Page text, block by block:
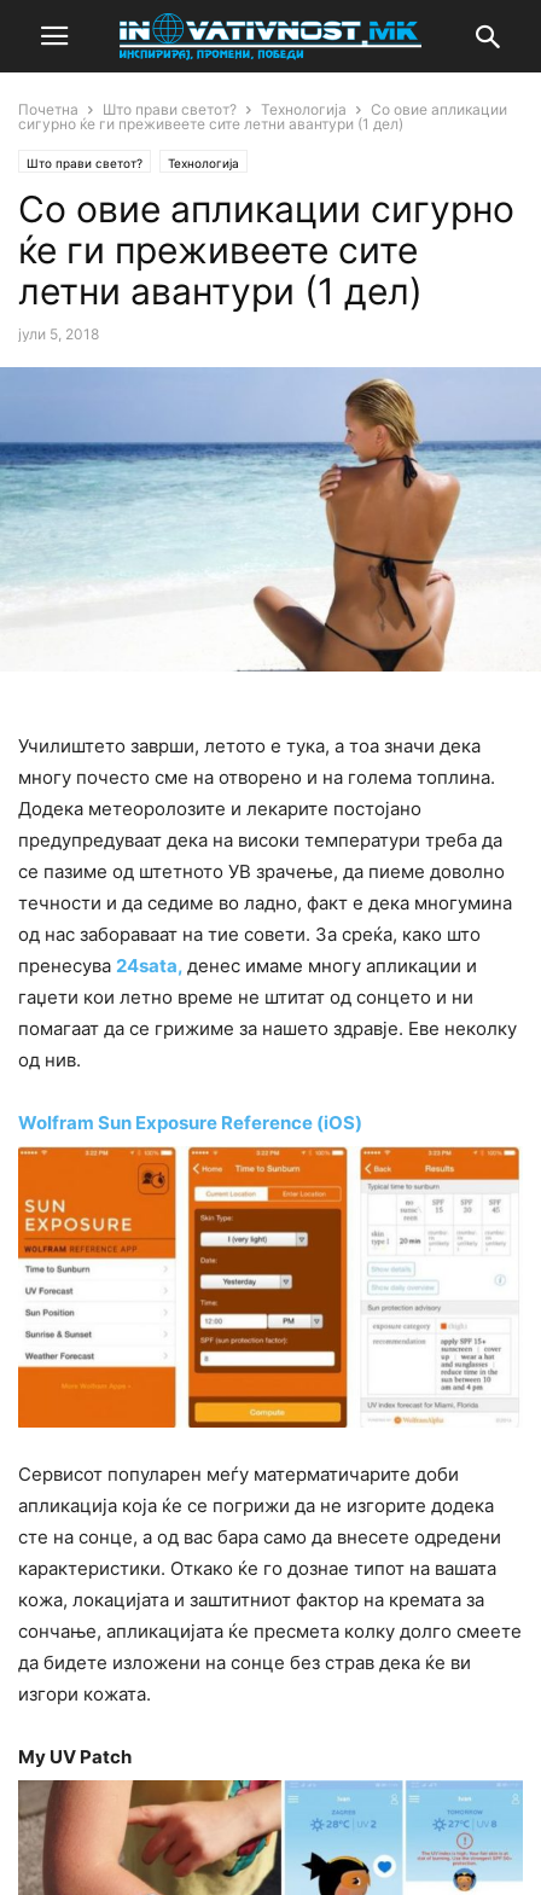
Почетна Што прави светот? Технологија
Со овие апликации
сигурно ќе ги преживеете сите летни авантури (1 дел)
Што прави светот? Технологија
Со овие апликации сигурно
ќе ги преживеете сите
летни авантури (1 дел)
јули 5, 2018
Училиштето заврши, летото е тука, а тоа значи дека
многу почесто сме на отворено и на голема топлина.
Додека метеоролозите и лекарите постојано
предупредуваат дека на високи температури треба да
се пазиме од штетното УВ зрачење, да пиеме доволно
течности и да седиме во ладно, факт е дека многумина
од нас забораваат на тие совети. За среќа, како што
пренесува 24sata, денес имаме многу апликации и
гаџети кои летно време не штитат од сонцето и ни
помагаат да се грижиме за нашето здравје. Еве неколку
од нив.
Wolfram Sun Exposure Reference (iOS)
Сервисот популарен меѓу матерматичарите доби
апликација која ќе се погрижи да не изгорите додека
сте на сонце, а од вас бара само да внесете одредени
карактеристики. Откако ќе го дознае типот на вашата
кожа, локацијата и заштитниот фактор на кремата за
сончање, апликацијата ќе пресмета колку долго смеете
да бидете изложени на сонце без страв дека ќе ви
изгори кожата.
My UV Patch